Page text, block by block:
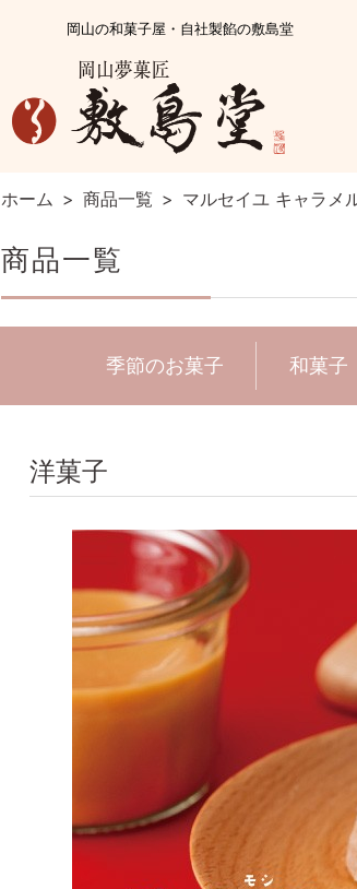
岡山の和菓子屋・自社製餡の敷島堂
ホーム > 商品一覧 > マルセイユ キャラメ
商品一覧
季節のお菓子 和菓子
洋菓子